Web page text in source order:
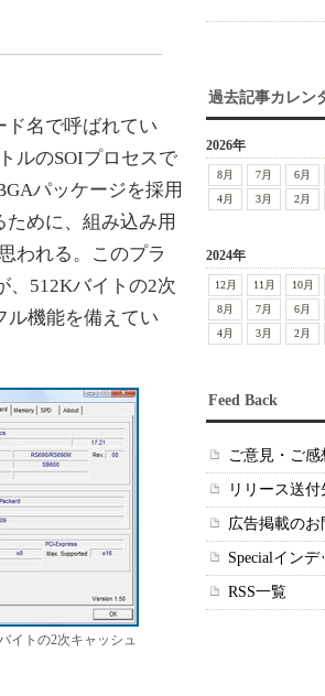
ド名で呼ばれてい
ルのSOIプロセスで
パッケージを採用
めに、組み込み用
われる。このプラ
、512Kバイトの2次
ル機能を備えてい
イトの2次キャッシュ
過去記事カレン
2026年
8月 7月 6月
4月
3月 2月
2024年
12月 11月 10月
8月
7月 6月
4月
3月 2月
Feed Back
ご意見・ご感
リリース送付
広告掲載の
Specialインデ
RSS一覧